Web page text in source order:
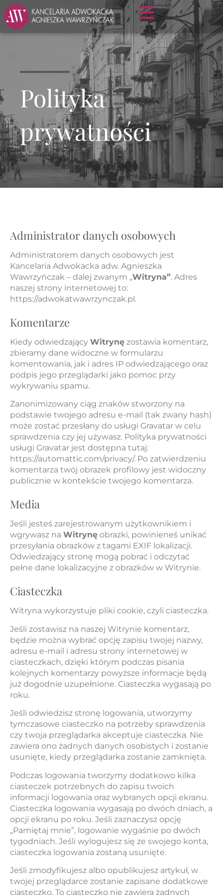
Polityka
prywatności
Administrator danych osobowych
Administratorem danych osobowych jest
Kancelaria Adwokacka adw. Agnieszka
Wawrzyńczak – dalej zwanym „Witryna”. Adres
naszej strony internetowej to:
https://adwokatwawrzynczak.pl.
Komentarze
Kiedy odwiedzający Witrynę zostawia komentarz,
zbieramy dane widoczne w formularzu
komentowania, jak i adres IP odwiedzającego oraz
podpis jego przeglądarki jako pomoc przy
wykrywaniu spamu.
Zanonimizowany ciąg znaków stworzony na
podstawie twojego adresu e-mail (tak zwany hash)
może zostać przesłany do usługi Gravatar w celu
sprawdzenia czy jej używasz. Polityka prywatności
usługi Gravatar jest dostępna tutaj:
https://automattic.com/privacy/. Po zatwierdzeniu
komentarza twój obrazek profilowy jest widoczny
publicznie w kontekście twojego komentarza.
Media
Jeśli jesteś zarejestrowanym użytkownikiem i
wgrywasz na Witrynę obrazki, powinieneś unikać
przesyłania obrazków z tagami EXIF lokalizacji.
Odwiedzający stronę mogą pobrać i odczytać
pełne dane lokalizacyjne z obrazków w Witrynie.
Ciasteczka
Witryna wykorzystuje pliki cookie, czyli ciasteczka.
Jeśli zostawisz na naszej Witrynie komentarz,
będzie można wybrać opcję zapisu twojej nazwy,
adresu e-mail i adresu strony internetowej w
ciasteczkach, dzięki którym podczas pisania
kolejnych komentarzy powyższe informacje będą
już dogodnie uzupełnione. Ciasteczka wygasają po
roku.
Jeśli odwiedzisz stronę logowania, utworzymy
tymczasowe ciasteczko na potrzeby sprawdzenia
czy twoja przeglądarka akceptuje ciasteczka. Nie
zawiera ono żadnych danych osobistych i zostanie
usunięte, kiedy przeglądarka zostanie zamknięta.
Podczas logowania tworzymy dodatkowo kilka
ciasteczek potrzebnych do zapisu twoich
informacji logowania oraz wybranych opcji ekranu.
Ciasteczka logowania wygasają po dwóch dniach, a
opcji ekranu po roku. Jeśli zaznaczysz opcję
„Pamiętaj mnie”, logowanie wygaśnie po dwóch
tygodniach. Jeśli wylogujesz się ze swojego konta,
ciasteczka logowania zostaną usunięte.
Jeśli zmodyfikujesz albo opublikujesz artykuł, w
twojej przeglądarce zostanie zapisane dodatkowe
ciasteczko. To ciasteczko nie zawiera żadnych